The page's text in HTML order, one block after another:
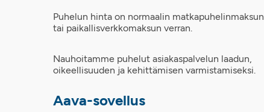
Puhelun hinta on normaalin matkapuhelinmaksun
tai paikallisverkkomaksun verran.
Nauhoitamme puhelut asiakaspalvelun laadun,
oikeellisuuden ja kehittämisen varmistamiseksi.
Aava-sovellus